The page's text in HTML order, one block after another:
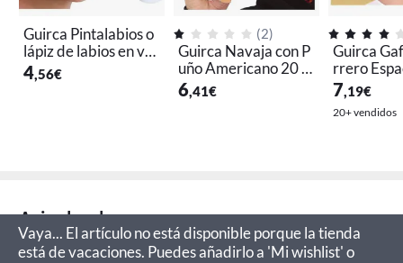
Guirca Pintalabios o
lápiz de labios en var
ios colores
4,56€
(2)
Guirca Navaja con P
uño Americano 20 c
m
6,41€
Guirca
rrero
in
7,19€
20+ vendidos
Aviso legal
Vaya... El artículo no está disponible porque la tienda
está de vacaciones. Puedes añadirlo a 'Mi wishlist' o